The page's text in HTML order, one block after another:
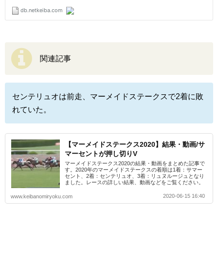
関連記事
センテリュオは前走、マーメイドステークスで2着に敗
れていた。
【マーメイドステークス2020】結果・動画/サ
マーセントが押し切りV
マーメイドステークス2020の結果・動画をまとめた記事で
す。2020年のマーメイドステークスの着順は1着：サマー
セント、2着：センテリュオ、3着：リュヌルージュとなり
ました。レースの詳しい結果、動画などをご覧ください。
www.keibanomiryoku.com 2020-06-15 16:40